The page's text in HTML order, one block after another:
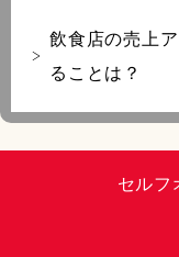
飲食店の売上
ることは？
セルフ